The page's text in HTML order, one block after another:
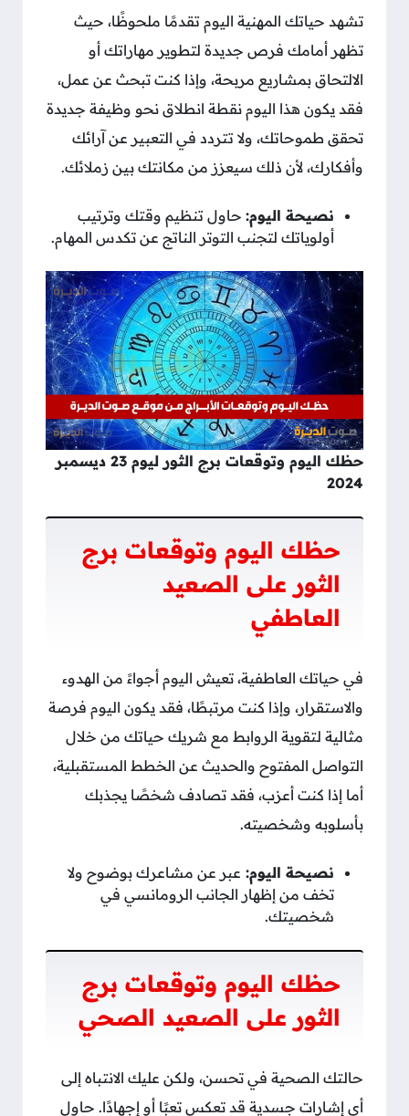
تشهد حياتك المهنية اليوم تقدمًا ملحوظًا، حيث
تظهر أمامك فرص جديدة لتطوير مهاراتك أو
الالتحاق بمشاريع مربحة، وإذا كنت تبحث عن عمل،
فقد يكون هذا اليوم نقطة انطلاق نحو وظيفة جديدة
تحقق طموحاتك، ولا تتردد في التعبير عن آرائك
وأفكارك، لأن ذلك سيعزز من مكانتك بين زملائك.
نصيحة اليوم: حاول تنظيم وقتك وترتيب
أولوياتك لتجنب التوتر الناتج عن تكدس المهام.
حظك اليوم وتوقعات برج الثور ليوم 23 ديسمبر
2024
حظك اليوم وتوقعات برج
الثور على الصعيد
العاطفي
في حياتك العاطفية، تعيش اليوم أجواءً من الهدوء
والاستقرار، وإذا كنت مرتبطًا، فقد يكون اليوم فرصة
مثالية لتقوية الروابط مع شريك حياتك من خلال
التواصل المفتوح والحديث عن الخطط المستقبلية،
أما إذا كنت أعزب، فقد تصادف شخصًا يجذبك
بأسلوبه وشخصيته.
نصيحة اليوم: عبر عن مشاعرك بوضوح ولا
تخف من إظهار الجانب الرومانسي في
شخصيتك.
حظك اليوم وتوقعات برج
الثور على الصعيد الصحي
حالتك الصحية في تحسن، ولكن عليك الانتباه إلى
أي إشارات جسدية قد تعكس تعبًا أو إجهادًا. حاول